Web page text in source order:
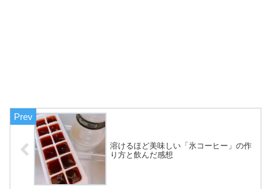
溶けるほど美味しい「氷コーヒー」の作
り方と飲んだ感想